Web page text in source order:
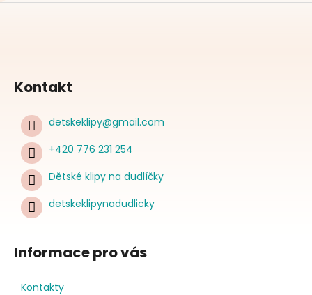
Kontakt
detskeklipy@gmail.com
+420 776 231 254
Dětské klipy na dudlíčky
detskeklipynadudlicky
Informace pro vás
Kontakty